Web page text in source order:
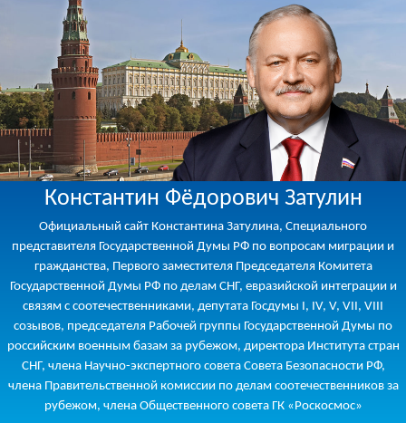
Константин Фёдорович Затулин
Официальный сайт Константина Затулина, Специального
представителя Государственной Думы РФ по вопросам миграции и
гражданства, Первого заместителя Председателя Комитета
Государственной Думы РФ по делам СНГ, евразийской интеграции и
связям с соотечественниками, депутата Госдумы I, IV, V, VII, VIII
созывов, председателя Рабочей группы Государственной Думы по
российским военным базам за рубежом, директора Института стран
СНГ, члена Научно-экспертного совета Совета Безопасности РФ,
члена Правительственной комиссии по делам соотечественников за
рубежом, члена Общественного совета ГК «Роскосмос»